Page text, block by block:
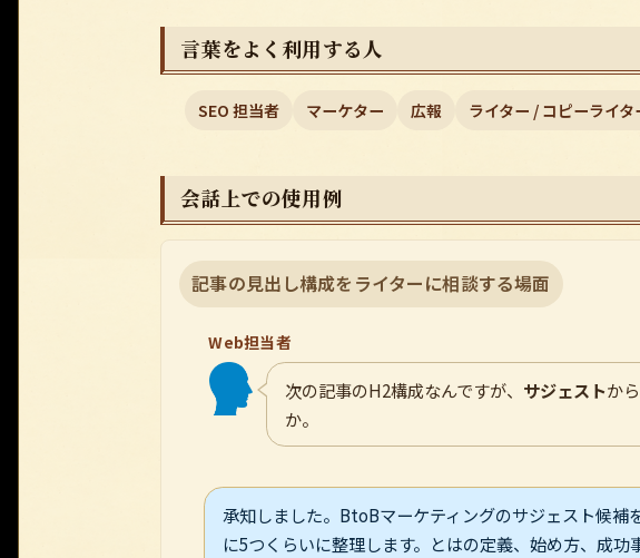
言葉をよく利用する人
SEO 担当者 マーケター 広報 ライター / コピーライタ
会話上での使用例
記事の見出し構成をライターに相談する場面
Web担当者
次の記事のH2構成なんですが、 サジェストか
か。
承知しました。BtoBマーケティングのサジェスト候補
に5つくらいに整理します。とはの定義、始め方、成功